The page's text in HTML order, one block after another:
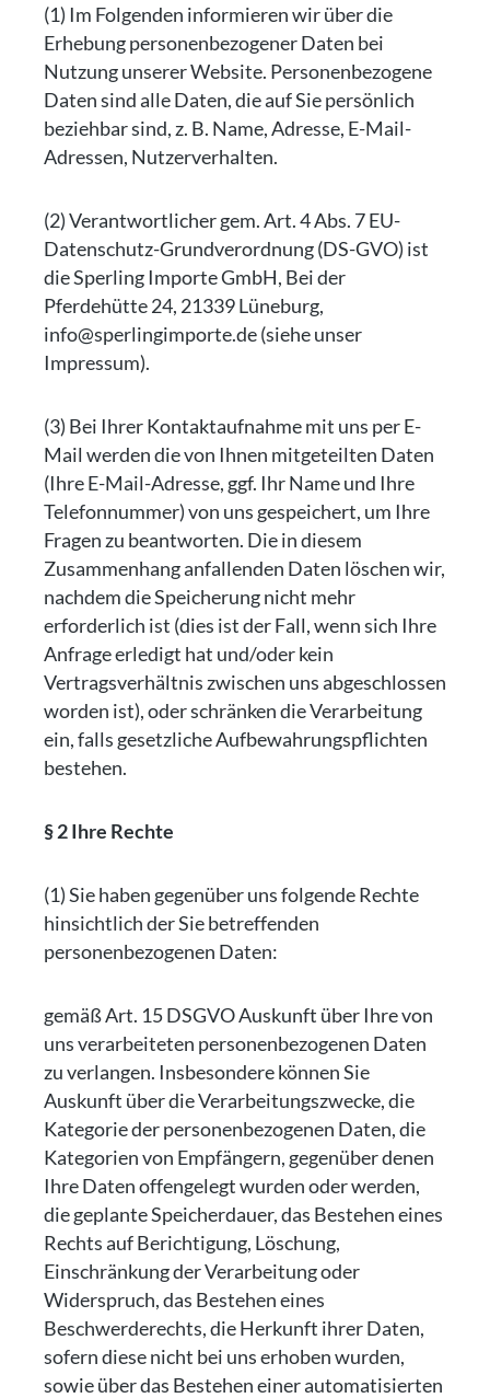
(1) Im Folgenden informieren wir über die
Erhebung personenbezogener Daten bei
Nutzung unserer Website. Personenbezogene
Daten sind alle Daten, die auf Sie persönlich
beziehbar sind, z. B. Name, Adresse, E-Mail-
Adressen, Nutzerverhalten.
(2) Verantwortlicher gem. Art. 4 Abs. 7 EU-
Datenschutz-Grundverordnung (DS-GVO) ist
die Sperling Importe GmbH, Bei der
Pferdehütte 24, 21339 Lüneburg,
info@sperlingimporte.de (siehe unser
Impressum).
(3) Bei Ihrer Kontaktaufnahme mit uns per E-
Mail werden die von Ihnen mitgeteilten Daten
(Ihre E-Mail-Adresse, ggf. Ihr Name und Ihre
Telefonnummer) von uns gespeichert, um Ihre
Fragen zu beantworten. Die in diesem
Zusammenhang anfallenden Daten löschen wir,
nachdem die Speicherung nicht mehr
erforderlich ist (dies ist der Fall, wenn sich Ihre
Anfrage erledigt hat und/oder kein
Vertragsverhältnis zwischen uns abgeschlossen
worden ist), oder schränken die Verarbeitung
ein, falls gesetzliche Aufbewahrungspflichten
bestehen.
§ 2 Ihre Rechte
(1) Sie haben gegenüber uns folgende Rechte
hinsichtlich der Sie betreffenden
personenbezogenen Daten:
gemäß Art. 15 DSGVO Auskunft über Ihre von
uns verarbeiteten personenbezogenen Daten
zu verlangen. Insbesondere können Sie
Auskunft über die Verarbeitungszwecke, die
Kategorie der personenbezogenen Daten, die
Kategorien von Empfängern, gegenüber denen
Ihre Daten offengelegt wurden oder werden,
die geplante Speicherdauer, das Bestehen eines
Rechts auf Berichtigung, Löschung,
Einschränkung der Verarbeitung oder
Widerspruch, das Bestehen eines
Beschwerderechts, die Herkunft ihrer Daten,
sofern diese nicht bei uns erhoben wurden,
sowie über das Bestehen einer automatisierten